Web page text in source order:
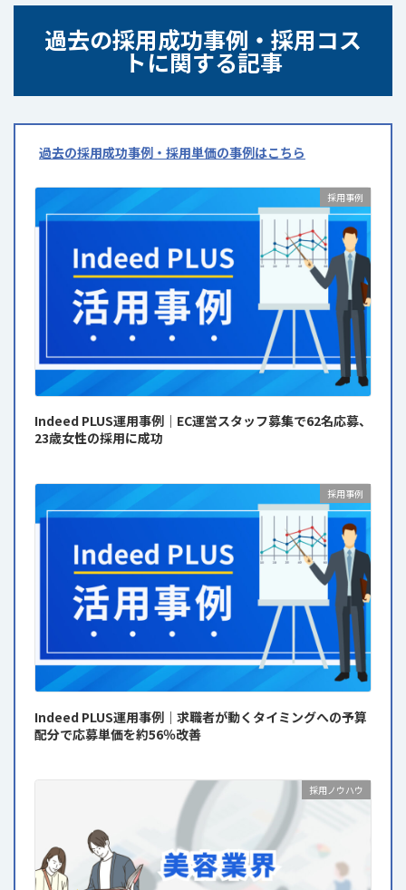
過去の採用成功事例・採用コス
トに関する記事
過去の採用成功事例・採用単価の事例はこちら
採用事例
Indeed PLUS運用事例｜EC運営スタッフ募集で62名応募、
23歳女性の採用に成功
採用事例
Indeed PLUS運用事例｜求職者が動くタイミングへの予算
配分で応募単価を約56％改善
採用ノウハウ